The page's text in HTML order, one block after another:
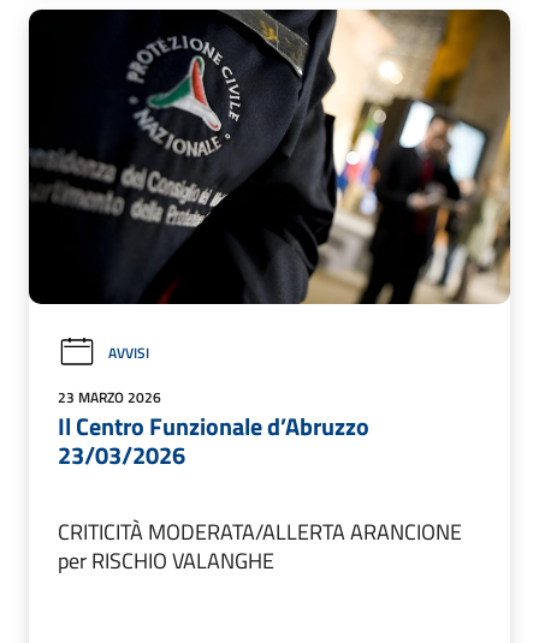
AVVISI
23 MARZO 2026
Il Centro Funzionale d’Abruzzo
23/03/2026
CRITICITÀ MODERATA/ALLERTA ARANCIONE
per RISCHIO VALANGHE